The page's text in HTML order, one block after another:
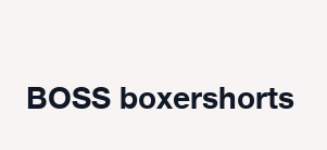
BOSS boxershorts